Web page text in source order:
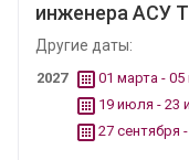
инженера АСУ
Другие даты:
2027
01 марта -
19 июля - 23
27 сентября